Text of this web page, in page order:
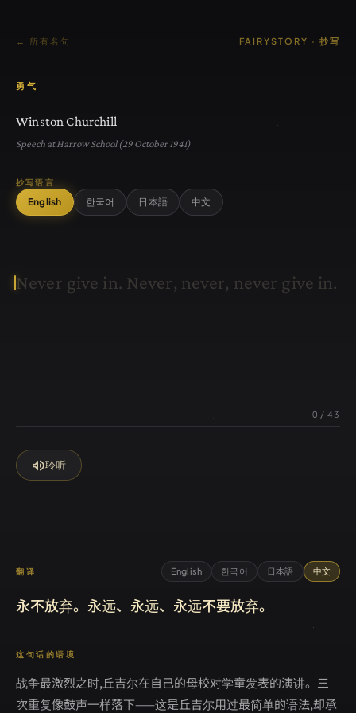
← 所有名句 FAIRYSTORY · 抄写
勇气
Winston Churchill
Speech at Harrow School (29 October 1941)
抄写语言
English 한국어 日本語 中文
Never give in. Never, never, never give in.
0 /43
volume_up聆听
翻译 English 한국어 日本語 中文
永不放弃。永远、永远、永远不要放弃。
这句话的语境
战争最激烈之时,丘吉尔在自己的母校对学童发表的演讲。三
次重复像鼓声一样落下——这是丘吉尔用过最简单的语法,却承